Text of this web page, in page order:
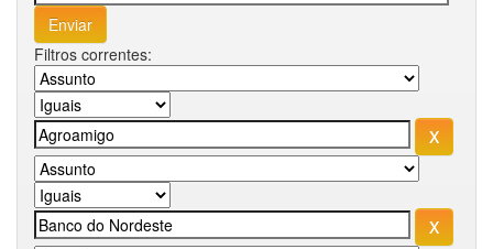
Filtros correntes: